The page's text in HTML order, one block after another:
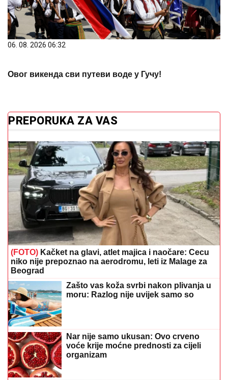
06. 08. 2026 06:32
Овог викенда сви путеви воде у Гучу!
PREPORUKA ZA VAS
(FOTO) Kačket na glavi, atlet majica i naočare: Cecu
niko nije prepoznao na aerodromu, leti iz Malage za
Beograd
Zašto vas koža svrbi nakon plivanja u
moru: Razlog nije uvijek samo so
Nar nije samo ukusan: Ovo crveno
voće krije moćne prednosti za cijeli
organizam